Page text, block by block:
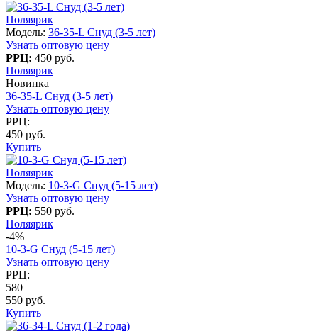
Поляярик
Модель: 36-35-L Снуд (3-5 лет)
Узнать оптовую цену
РРЦ: 450 руб.
Поляярик
Новинка
36-35-L Снуд (3-5 лет)
Узнать оптовую цену
РРЦ:
450 руб.
Купить
Поляярик
Модель: 10-3-G Снуд (5-15 лет)
Узнать оптовую цену
РРЦ: 550 руб.
Поляярик
-4%
10-3-G Снуд (5-15 лет)
Узнать оптовую цену
РРЦ:
580
550 руб.
Купить